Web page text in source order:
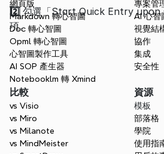
2️⃣ 勾選「Start Quick Entry upon
項。
網頁版
Markdown 轉心智圖
Doc 轉心智圖
Opml 轉心智圖
心智圖製作工具
AI SOP 產生器
Notebooklm 轉 Xmind
專案管
AI 心智
視覺結
協作
集成
安全性
比較
vs Visio
vs Miro
vs Milanote
vs MindMeister
資源
模板
部落格
學院
使用指